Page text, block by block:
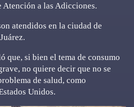
Atención a las Adicciones.
atendidos en la ciudad de
que, si bien el tema de consumo
no quiere decir que no se
de salud, como
Unidos.